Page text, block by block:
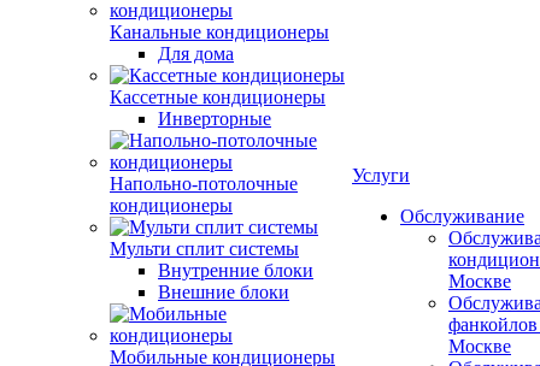
Канальные кондиционеры
Для дома
Кассетные кондиционеры
Инверторные
Напольно-потолочные
кондиционеры
Мульти сплит системы
Внутренние блоки
Внешние блоки
Мобильные кондиционеры
Услуги
Обслуживание
Москве
Москве